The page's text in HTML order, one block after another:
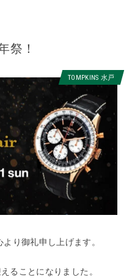
祭！
TOMPKINS 水戸
り御礼申し上げます。
ることになりました。